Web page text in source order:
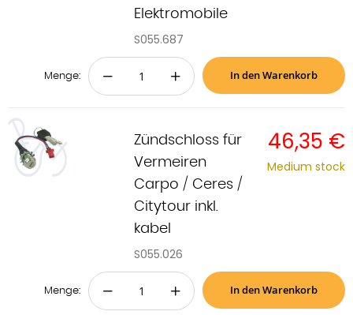
Elektromobile
S055.687
Menge: − + In den Warenkorb
Zündschloss für
Vermeiren
Carpo / Ceres /
Citytour inkl.
kabel
S055.026
46,35 €
Medium stock
Menge: − + In den Warenkorb